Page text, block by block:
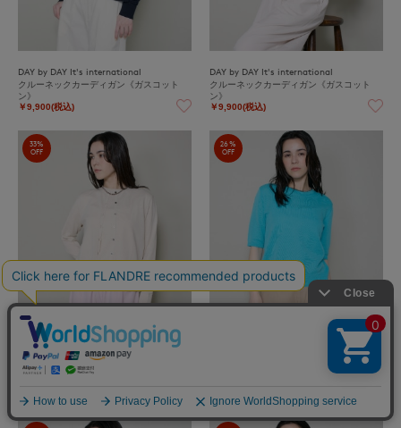
DAY by DAY It's international
クルーネックカーディガン《ガスコット
ン》
￥9,900(税込)
DAY by DAY It's international
クルーネックカーディガン《ガスコット
ン》
￥9,900(税込)
33%
OFF
DAY by DAY It's international
クルーネックカーディガン《ガスコット
26%
OFF
ハーフスリーブクルーネックニット《ガス